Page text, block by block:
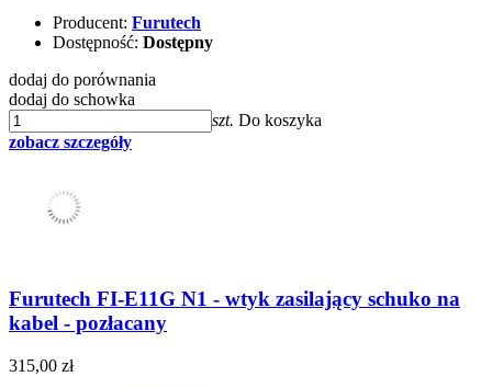
Producent: Furutech
Dostępność: Dostępny
dodaj do porównania
dodaj do schowka
szt. Do koszyka
zobacz szczegóły
Furutech FI-E11G N1 - wtyk zasilający schuko na
kabel - pozłacany
315,00 zł